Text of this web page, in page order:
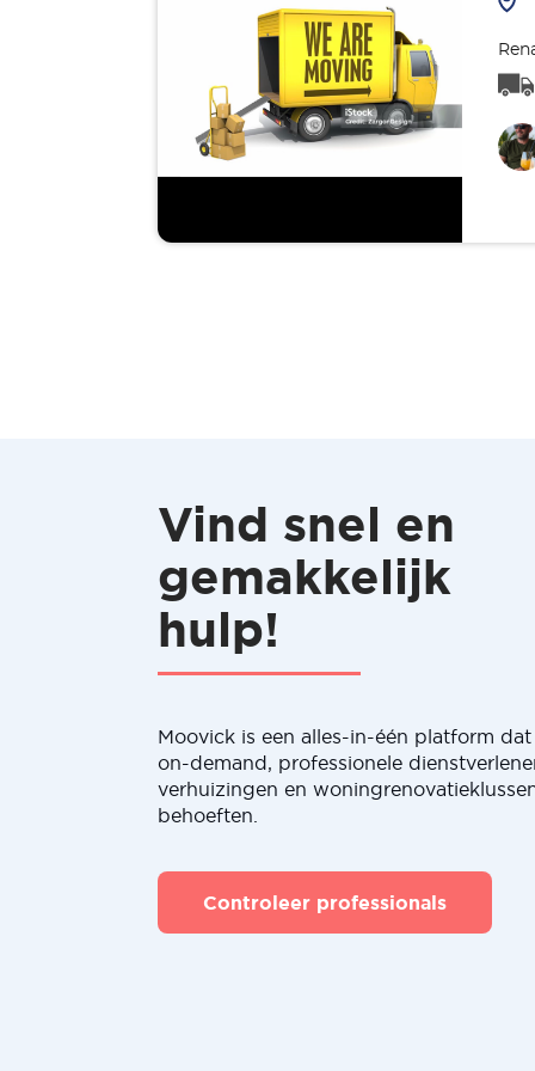
Vind snel en
gemakkelijk
hulp!
Moovick is een alles-in-één platform
on-demand, professionele
verhuizingen en
behoeften.
Controleer professionals